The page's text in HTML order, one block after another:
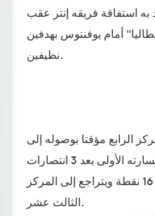
استفاقة فريقه إنتر عقب
أمام يوفنتوس بهدفين
نظيفين.
الرابع مؤقتا بوصوله إلى
النقطة 27، بينما تكبد بولونيا خسارته الأولى بعد 3 انتصارات
متتالية ليتوقف رصيده عند 16 نقطة ويتراجع إلى المركز
الثالث عشر.